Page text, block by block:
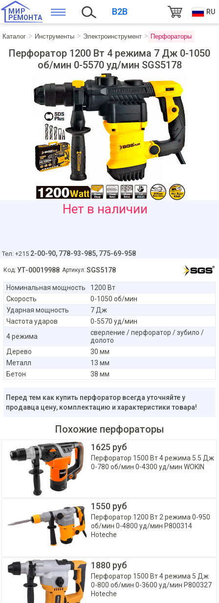
МИР
РЕМОНТА
B2B RU
Каталог Инструменты Электроинструмент Перфораторы
Перфоратор 1200 Вт 4 режима 7 Дж 0-1050
об/мин 0-5570 уд/мин SGS5178
Нет в наличии
Тел: +215 2-00-90, 778-93-985, 775-69-958
Код: УТ-00019988 Артикул: SGS5178
Номинальная мощность
1200 Вт
Скорость
0-1050 об/мин
Ударная мощность
7 Дж
Частота ударов
0-5570 уд/мин
4 режима
сверление / перфоратор / зубило /
долото
Дерево
30 мм
Металл
13 мм
Бетон
38 мм
Перед тем как купить перфоратор всегда уточняйте у
продавца цену, комплектацию и характеристики товара!
Похожие перфораторы
1625 руб
Перфоратор 1500 Вт 4 режима 5.5 Дж
0-780 об/мин 0-4300 уд/мин WOKIN
1550 руб
Перфоратор 1200 Вт 2 режима 0-950
об/мин 0-4800 уд/мин P800314
Hoteche
1880 руб
Перфоратор 1500 Вт 4 режима 5 Дж
0-800 об/мин 0-3600 уд/мин P800327
Hoteche